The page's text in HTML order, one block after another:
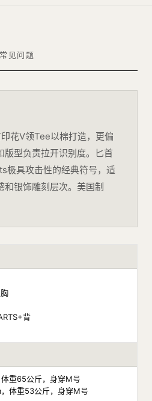
常见问题
花V领Tee以棉打造，更偏
版型负责拉开识别度。匕首
极具攻击性的经典符号，适
和银饰雕刻层次。美国制
背
重65公斤，身穿M号
体重53公斤，身穿M号